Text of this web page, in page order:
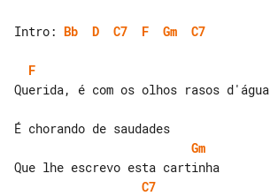
Intro: Bb D C7 F Gm C7
F
Querida, é com os olhos rasos d'água
Gm
C7